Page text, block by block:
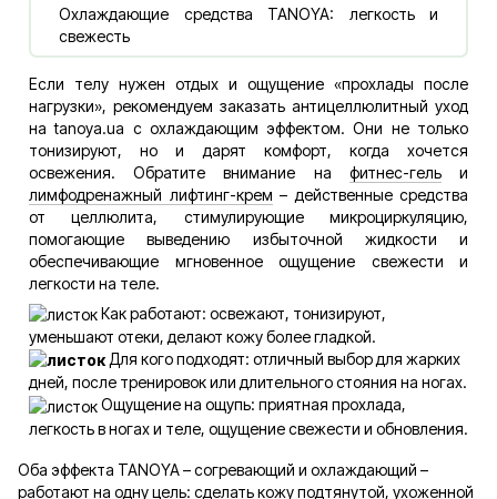
Охлаждающие средства TANOYA: легкость и
свежесть
Если телу нужен отдых и ощущение «прохлады после
нагрузки», рекомендуем заказать антицеллюлитный уход
на tanoya.ua с охлаждающим эффектом. Они не только
тонизируют, но и дарят комфорт, когда хочется
освежения. Обратите внимание на фитнес-гельи
лимфодренажный лифтинг-крем – действенные средства
от целлюлита, стимулирующие микроциркуляцию,
помогающие выведению избыточной жидкости и
обеспечивающие мгновенное ощущение свежести и
легкости на теле.
Как работают: освежают, тонизируют,
уменьшают отеки, делают кожу более гладкой.
Для кого подходят: отличный выбор для жарких
дней, после тренировок или длительного стояния на ногах.
Ощущение на ощупь: приятная прохлада,
легкость в ногах и теле, ощущение свежести и обновления.
Оба эффекта TANOYA – согревающий и охлаждающий –
работают на одну цель: сделать кожу подтянутой, ухоженной